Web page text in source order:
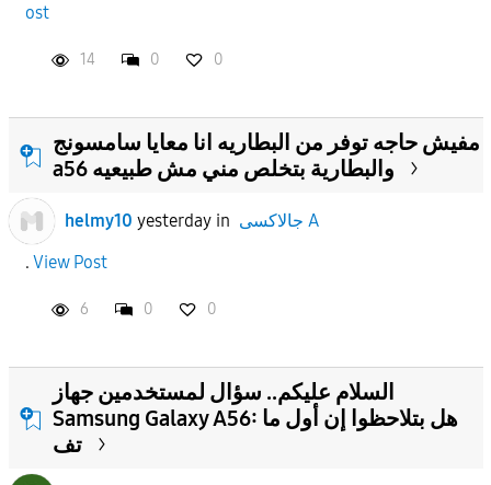
ost
14 0 0
مفيش حاجه توفر من البطاريه انا معايا سامسونج
a56 والبطارية بتخلص مني مش طبيعيه
helmy10 yesterdayin
جالاكسى A
. View Post
6 0 0
السلام عليكم.. سؤال لمستخدمين جهاز
Samsung Galaxy A56: هل بتلاحظوا إن أول ما
تف